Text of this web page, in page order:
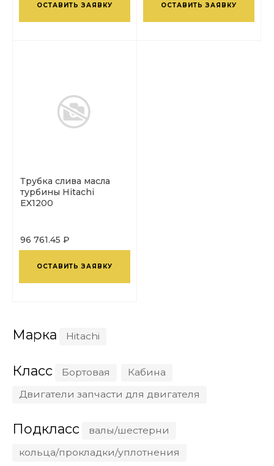
ОСТАВИТЬ ЗАЯВКУ ОСТАВИТЬ ЗАЯВКУ
Трубка слива масла
турбины Hitachi
EX1200
96 761.45 ₽
ОСТАВИТЬ ЗАЯВКУ
Марка Hitachi
Класс Бортовая
Кабина
Двигатели запчасти для двигателя
Подкласс
валы/шестерни
кольца/прокладки/уплотнения